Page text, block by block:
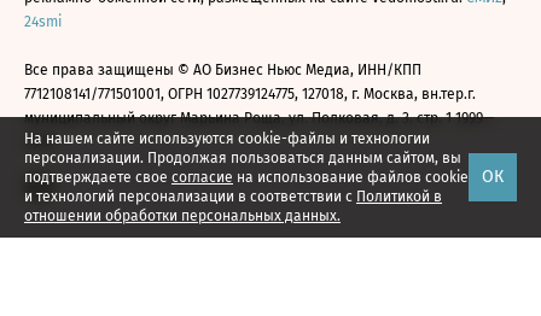
На нашем сайте используются cookie-файлы и технологии
персонализации. Продолжая пользоваться данным сайтом, вы
подтверждаете свое согласие на использование файлов cookie
и технологий персонализации в соответствии с Политикой в
отношении обработки персональных данных.
ОК
24smi
Все права защищены © АО Бизнес Ньюс Медиа, ИНН/КПП
7712108141/771501001, ОГРН 1027739124775, 127018, г. Москва, вн.тер.г.
муниципальный округ Марьина Роща, ул. Полковая, д. 3, стр. 1 1999—
2026